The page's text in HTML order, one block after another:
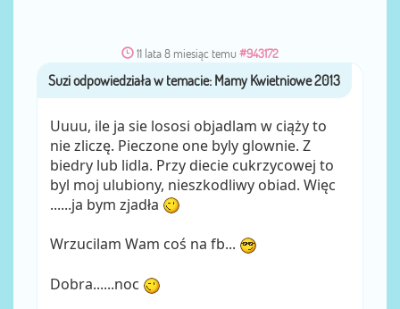
11 lata 8 miesiąc temu #943172
przezSuzi
Uuuu, ile ja sie lososi objadlam w ciąży to
nie zliczę. Pieczone one byly glownie. Z
biedry lub lidla. Przy diecie cukrzycowej to
byl moj ulubiony, nieszkodliwy obiad. Więc
......ja bym zjadła
Wrzucilam Wam coś na fb...
Dobra......noc